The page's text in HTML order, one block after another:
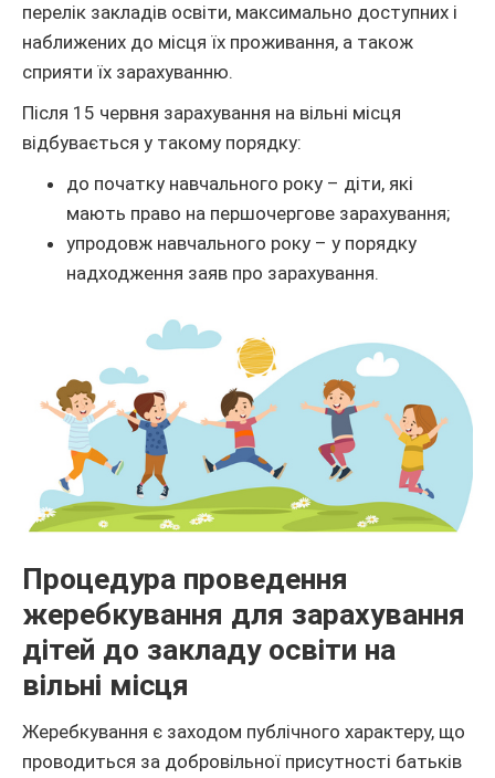
перелік закладів освіти, максимально доступних і
наближених до місця їх проживання, а також
сприяти їх зарахуванню.
Після 15 червня зарахування на вільні місця
відбувається у такому порядку:
до початку навчального року – діти, які
мають право на першочергове зарахування;
упродовж навчального року – у порядку
надходження заяв про зарахування.
Процедура проведення
жеребкування для зарахування
дітей до закладу освіти на
вільні місця
Жеребкування є заходом публічного характеру, що
проводиться за добровільної присутності батьків